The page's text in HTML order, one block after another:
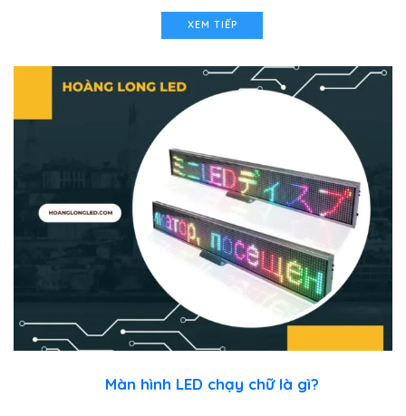
XEM TIẾP
Màn hình LED chạy chữ là gì?